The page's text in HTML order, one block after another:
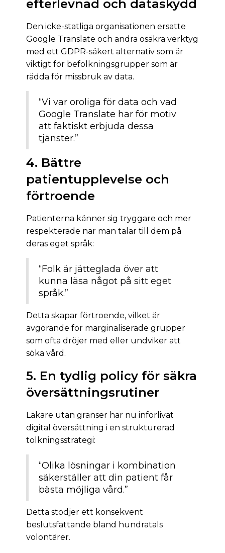
efterlevnad och dataskydd
Den icke-statliga organisationen ersatte
Google Translate och andra osäkra verktyg
med ett GDPR-säkert alternativ som är
viktigt för befolkningsgrupper som är
rädda för missbruk av data.
“Vi var oroliga för data och vad
Google Translate har för motiv
att faktiskt erbjuda dessa
tjänster.”
4. Bättre
patientupplevelse och
förtroende
Patienterna känner sig tryggare och mer
respekterade när man talar till dem på
deras eget språk:
“Folk är jätteglada över att
kunna läsa något på sitt eget
språk.”
Detta skapar förtroende, vilket är
avgörande för marginaliserade grupper
som ofta dröjer med eller undviker att
söka vård.
5. En tydlig policy för säkra
översättningsrutiner
Läkare utan gränser har nu införlivat
digital översättning i en strukturerad
tolkningsstrategi:
“Olika lösningar i kombination
säkerställer att din patient får
bästa möjliga vård.”
Detta stödjer ett konsekvent
beslutsfattande bland hundratals
volontärer.